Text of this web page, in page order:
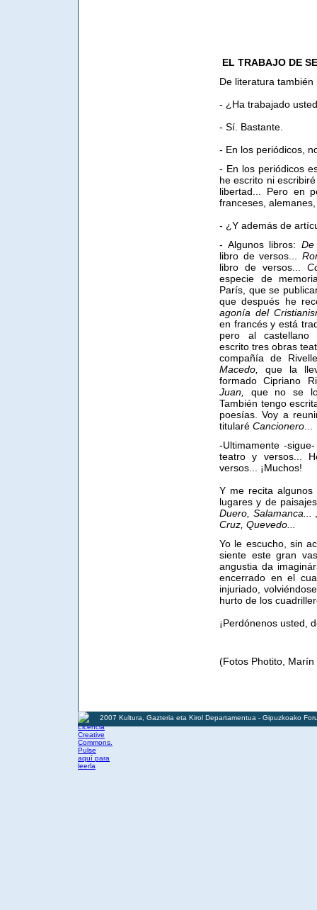
EL TRABAJO DE
De literatura
- ¿Ha trabajado
- Sí. Bastante.
- En los periódicos,
- En los periódicos
he escrito ni
libertad... Pero en
franceses,
- ¿Y además de
- Algunos libros:
libro de versos...
libro de versos...
especie de
París, que se
que después he
agonía del
en francés y está
pero al castellano
escrito tres obras
compañía de
Macedo, que la
formado Cipriano
Juan, que no se
También tengo
poesías. Voy a
titularé Cancionero
-Ultimamente -
teatro y versos...
versos... ¡Muchos!
Y me recita
lugares y de
Duero, Salamanca...
Cruz, Quevedo...
Yo le escucho, sin
siente este gran
angustia da
encerrado en el
injuriado,
hurto de los
¡Perdónenos usted,
(Fotos Photito,
2007 Kultura, Gazteria eta Kirol Departamentua - Gipuzkoako